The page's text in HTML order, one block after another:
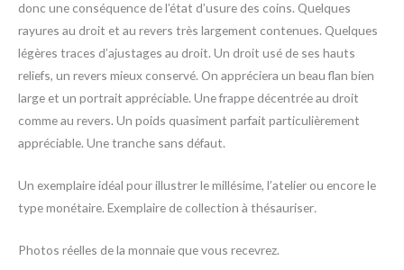
donc une conséquence de l’état d’usure des coins. Quelques
rayures au droit et au revers très largement contenues. Quelques
légères traces d’ajustages au droit. Un droit usé de ses hauts
reliefs, un revers mieux conservé. On appréciera un beau flan bien
large et un portrait appréciable. Une frappe décentrée au droit
comme au revers. Un poids quasiment parfait particulièrement
appréciable. Une tranche sans défaut.
Un exemplaire idéal pour illustrer le millésime, l’atelier ou encore le
type monétaire. Exemplaire de collection à thésauriser.
Photos réelles de la monnaie que vous recevrez.